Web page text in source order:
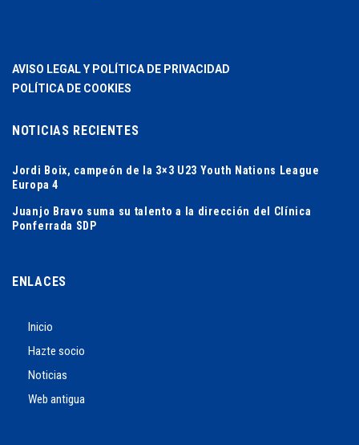
AVISO LEGAL Y POLÍTICA DE PRIVACIDAD
POLÍTICA DE COOKIES
NOTICIAS RECIENTES
Jordi Boix, campeón de la 3×3 U23 Youth Nations League
Europa 4
Juanjo Bravo suma su talento a la dirección del Clínica
Ponferrada SDP
ENLACES
Inicio
Hazte socio
Noticias
Web antigua